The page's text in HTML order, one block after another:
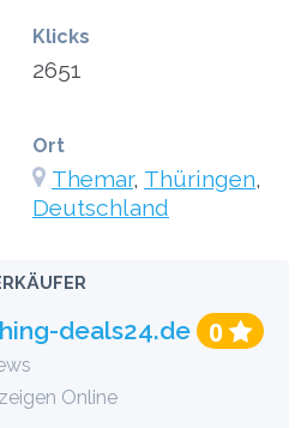
Klicks
2651
Ort
Themar, Thüringen,
Deutschland
deals24.de 0
Online